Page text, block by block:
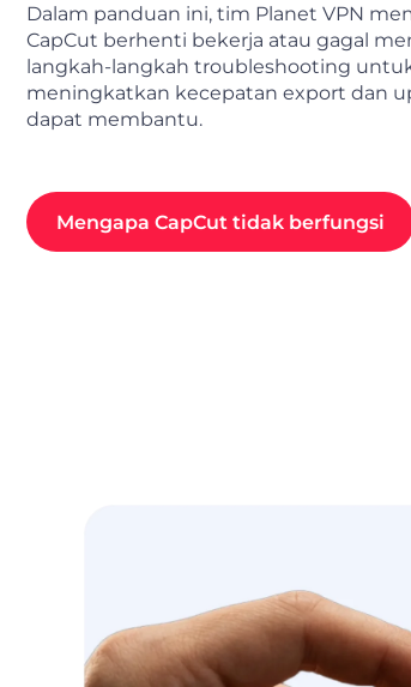
Dalam panduan ini, tim Planet VPN
CapCut berhenti bekerja atau gagal
langkah-langkah troubleshooting
meningkatkan kecepatan export dan
dapat membantu.
Mengapa CapCut tidak berfungsi